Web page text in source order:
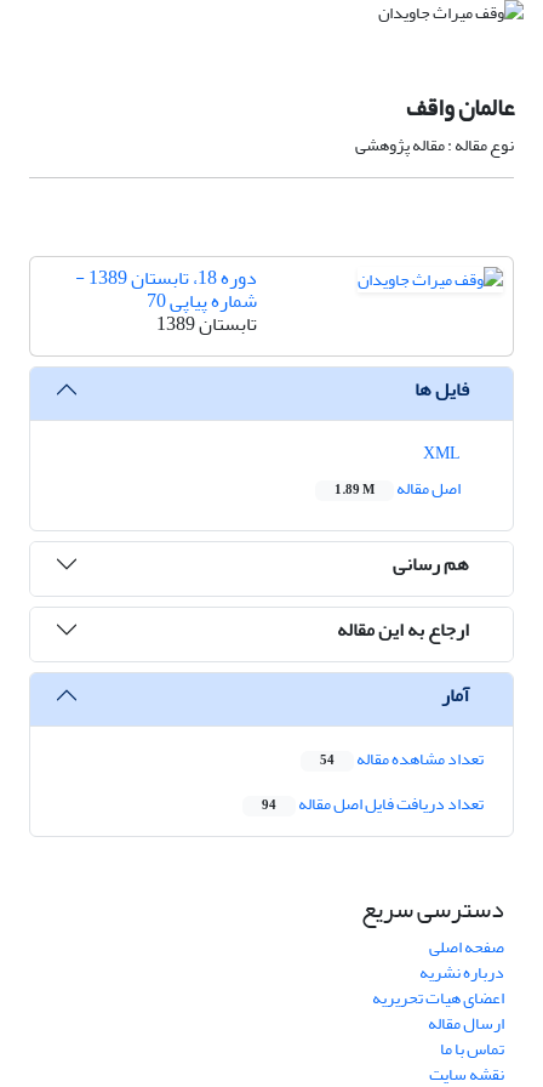
عالمان واقف
نوع مقاله : مقاله پژوهشی
دوره 18، تابستان 1389 -
شماره پیاپی 70
تابستان 1389
فایل ها
اصل مقاله
1.89 M
هم رسانی
ارجاع به این مقاله
آمار
تعداد مشاهده مقاله 54
تعداد دریافت فایل اصل مقاله 94
دسترسی سریع
صفحه اصلی
درباره نشریه
اعضای هیات تحریریه
ارسال مقاله
تماس با ما
نقشه سایت